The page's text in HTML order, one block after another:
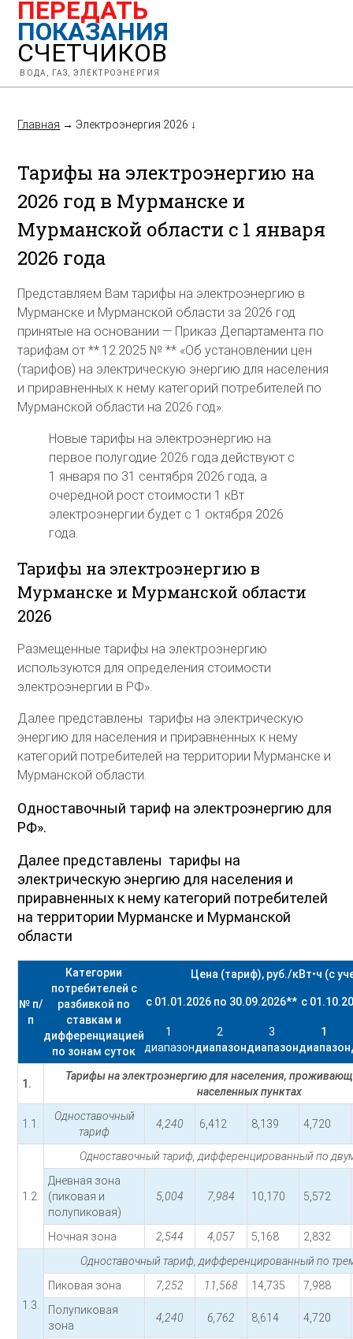
ПЕРЕДАТЬ
ПОКАЗАНИЯ
СЧЕТЧИКОВ
ВОДА, ГАЗ, ЭЛЕКТРОЭНЕРГИЯ
Главная →Электроэнергия 2026 ↓
Тарифы на электроэнергию на
2026 год в Мурманске и
Мурманской области с 1 января
2026 года
Представляем Вам тарифы на электроэнергию в
Мурманске и Мурманской области за 2026 год
принятые на основании — Приказ Департамента по
тарифам от **.12.2025 № ** «Об установлении цен
(тарифов) на электрическую энергию для населения
и приравненных к нему категорий потребителей по
Мурманской области на 2026 год».
Новые тарифы на электроэнергию на
первое полугодие 2026 года действуют с
1 января по 31 сентября 2026 года, а
очередной рост стоимости 1 кВт
электроэнергии будет с 1 октября 2026
года.
Тарифы на электроэнергию в
Мурманске и Мурманской области
2026
Размещенные тарифы на электроэнергию
используются для определения стоимости
электроэнергии в РФ».
Далее представлены тарифы на электрическую
энергию для населения и приравненных к нему
категорий потребителей на территории Мурманске и
Мурманской области.
Одноставочный тариф на электроэнергию для
РФ».
Далее представлены тарифы на
электрическую энергию для населения и
приравненных к нему категорий потребителей
на территории Мурманске и Мурманской
области
№ п/
п
Категории
потребителей с
разбивкой по
ставкам и
дифференциацией
по зонам суток
Цена (тариф), руб./кВт•ч (с
с 01.01.2026 по 30.09.2026** с
1
диапазон
2
диапазон
3
диапазон
1
диапазон
1.
Тарифы на электроэнергию для населения,
населенных пунктах
1.1.
Одноставочный
тариф
4,240 6,412 8,139 4,720
1.2.
Одноставочный тариф, дифференцированный по
Дневная зона
(пиковая и
полупиковая)
5,004 7,984 10,170 5,572
Ночная зона 2,544 4,057 5,168 2,832
1.3.
Одноставочный тариф, дифференцированный по
Пиковая зона
7,252 11,568 14,735
7,988
Полупиковая
зона
4,240 6,762 8,614 4,720